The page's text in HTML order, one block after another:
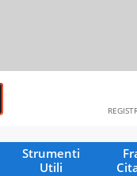
Strumenti
Utili